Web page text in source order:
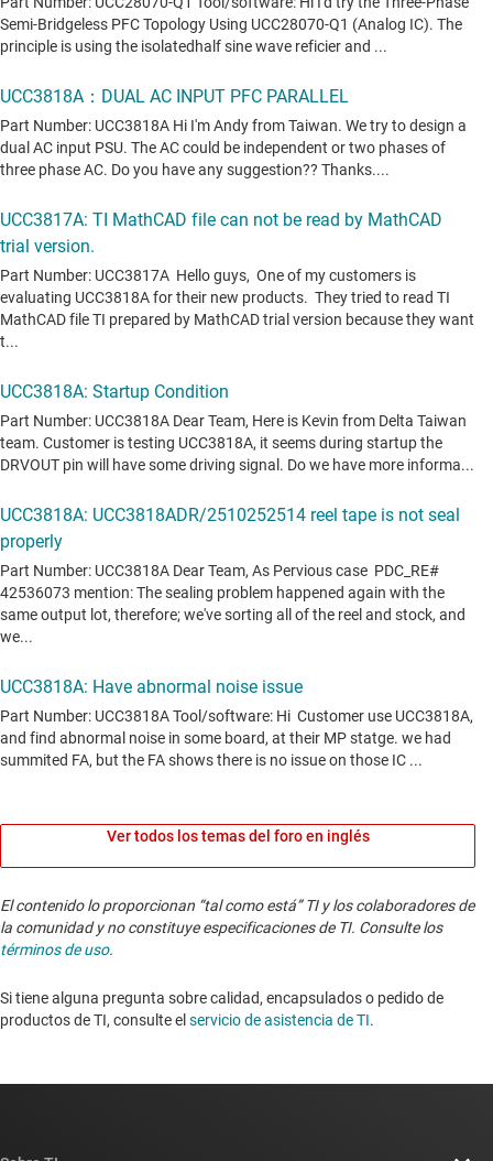
Ver todos los temas del foro en inglés
El contenido lo proporcionan “tal como está” TI y los colaboradores de
la comunidad y no constituye especificaciones de TI. Consulte los
términos de uso.
Si tiene alguna pregunta sobre calidad, encapsulados o pedido de
productos de TI, consulte el servicio de asistencia de TI. ​​​​​​​​​​​​​​